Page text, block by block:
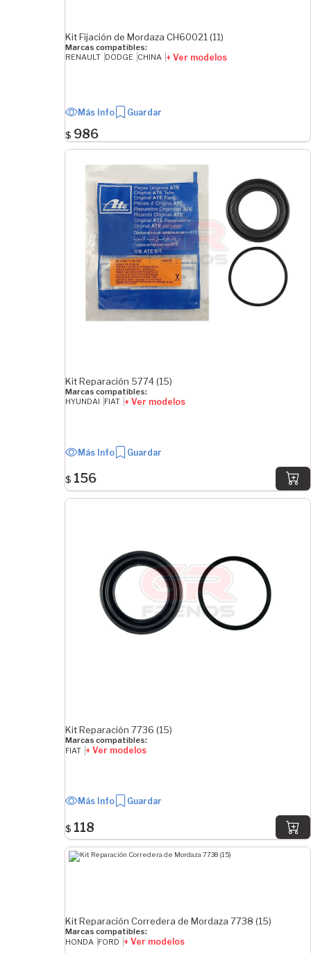
104.5 mm
SEPARACIÓN DE ROSCA MAYOR
Kit Fijación de Mordaza CH60021 (11)
Marcas compatibles:
RENAULT DODGE CHINA + Ver modelos
Más Info Guardar
$ 986
Kit Reparación 5774 (15)
Marcas compatibles:
HYUNDAI FIAT + Ver modelos
Más Info Guardar
$ 156
Kit Reparación 7736 (15)
Marcas compatibles:
FIAT + Ver modelos
Más Info Guardar
$ 118
Kit Reparación Corredera de Mordaza 7738 (15)
Marcas compatibles:
HONDA FORD + Ver modelos